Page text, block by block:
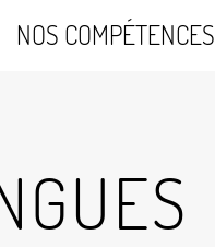
NOS COMPÉTENCES